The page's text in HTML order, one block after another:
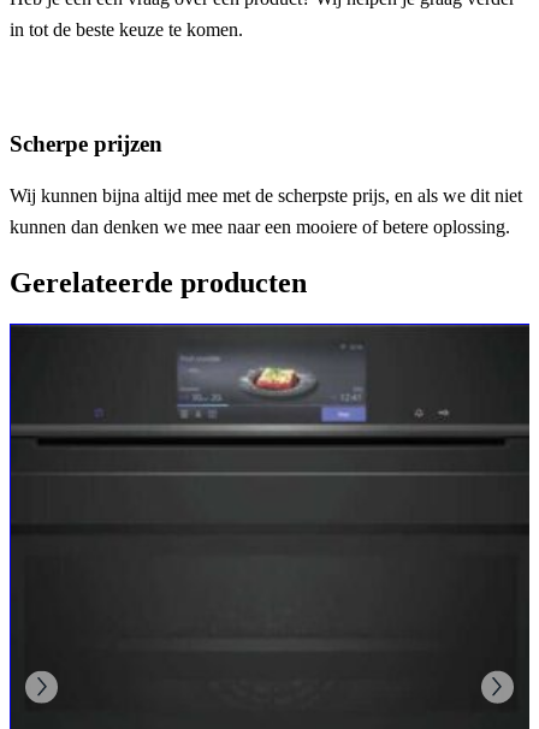
in tot de beste keuze te komen.
Scherpe prijzen
Wij kunnen bijna altijd mee met de scherpste prijs, en als we dit niet
kunnen dan denken we mee naar een mooiere of betere oplossing.
Gerelateerde producten